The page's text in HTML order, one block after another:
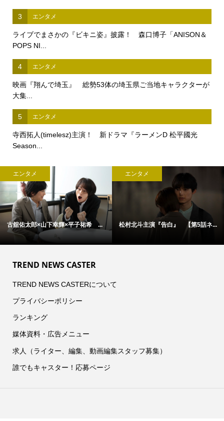
3 エンタメ
ライブでまさかの『ビキニ姿』披露！ 森口博子「ANISON＆
POPS NI...
4 エンタメ
映画『翔んで埼玉』 総勢53体の埼玉県ご当地キャラクターが
大集...
5 エンタメ
寺西拓人(timelesz)主演！ 新ドラマ『ラーメンD 松平國光
Season...
エンタメ
古舘佑太郎×山下幸輝×平子祐希 ...
エンタメ
松村北斗主演『告白』 【第5話ネ...
TREND NEWS CASTER
TREND NEWS CASTERについて
プライバシーポリシー
ランキング
媒体資料・広告メニュー
求人（ライター、編集、動画編集スタッフ募集）
誰でもキャスター！応募ページ